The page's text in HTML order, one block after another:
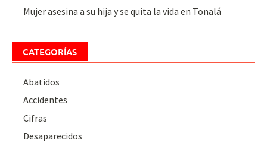
Mujer asesina a su hija y se quita la vida en Tonalá
CATEGORÍAS
Abatidos
Accidentes
Cifras
Desaparecidos